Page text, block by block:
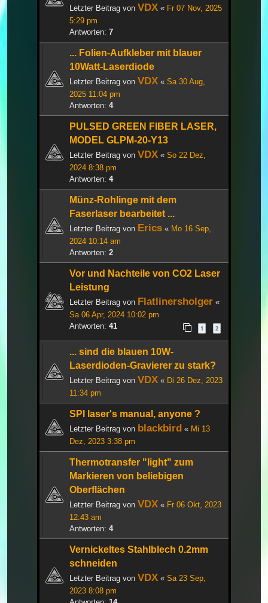
Letzter Beitrag von VDX « Fr 07 Nov, 2025
5:29 pm
Antworten: 7
... Folien-Aufkleber mit blauer
10Watt-Laserdiode
Letzter Beitrag von VDX « Sa 30 Aug,
2025 11:04 pm
Antworten: 4
PULSED GREEN FIBER LASER,
MODEL GLPM-20-Y13
Letzter Beitrag von VDX « So 22 Dez,
2024 8:38 pm
Antworten: 4
Münz-Rohlinge mit dem
Faserlaser bearbeitet ...
Letzter Beitrag von Erics « Mo 16 Sep,
2024 10:14 am
Antworten: 2
Vor und Nachteile von CO2 Laser
Leistung
Letzter Beitrag von Flatlinersholger «
Sa 06 Apr, 2024 10:02 pm
Antworten: 41 1 2
... sind die blauen 10W-
Laserdioden-Gravierer zu stark?
Letzter Beitrag von VDX « Di 26 Dez, 2023
11:34 pm
SPI laser's manual, anyone ?
Letzter Beitrag von blackbird « Mi 13
Dez, 2023 3:38 pm
Thermotransfer "light" zum
Markieren von beliebigen
Oberflächen
Letzter Beitrag von VDX « Fr 06 Okt, 2023
12:43 am
Antworten: 4
Vernickeltes Stahlblech 0.2mm
schneiden
Letzter Beitrag von VDX « Sa 23 Sep,
2023 8:08 pm